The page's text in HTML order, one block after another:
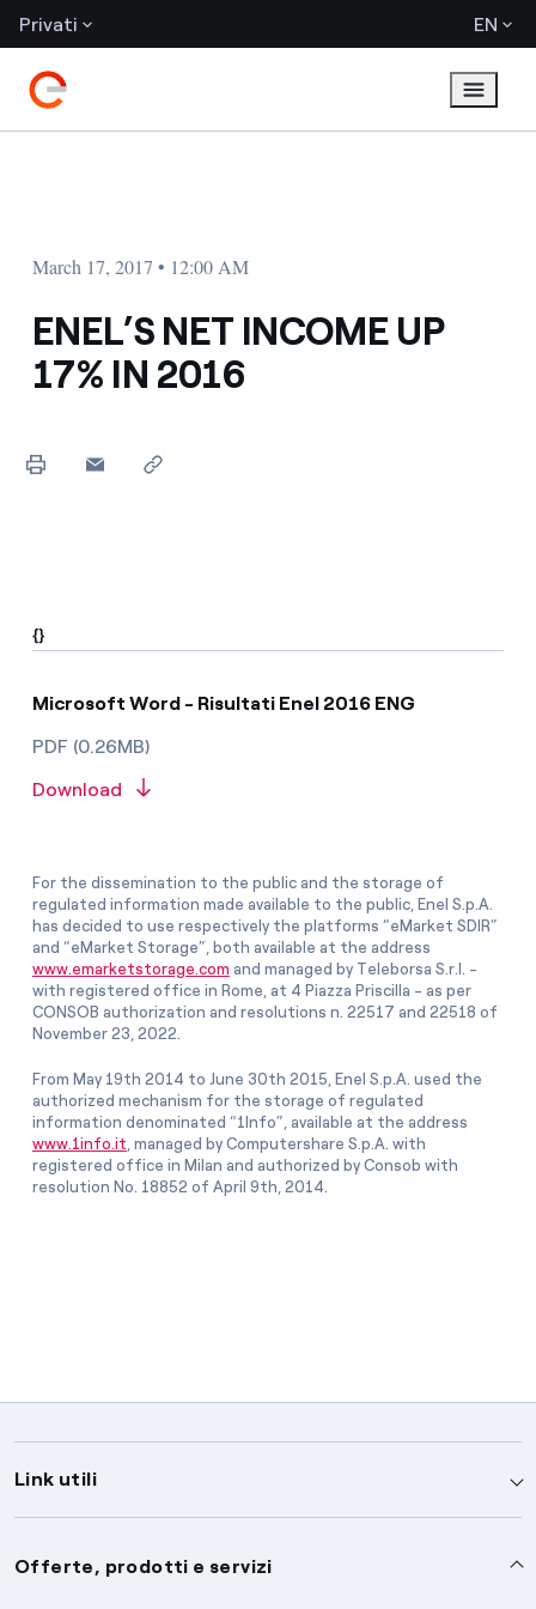
Privati EN
March 17, 2017 • 12:00 AM
ENEL’S NET INCOME UP
17% IN 2016
{}
Microsoft Word - Risultati Enel 2016 ENG
PDF (0.26MB)
Download
For the dissemination to the public and the storage of
regulated information made available to the public, Enel S.p.A.
has decided to use respectively the platforms “eMarket SDIR”
and “eMarket Storage”, both available at the address
www.emarketstorage.com and managed by Teleborsa S.r.l. -
with registered office in Rome, at 4 Piazza Priscilla - as per
CONSOB authorization and resolutions n. 22517 and 22518 of
November 23, 2022.
From May 19th 2014 to June 30th 2015, Enel S.p.A. used the
authorized mechanism for the storage of regulated
information denominated “1Info”, available at the address
www.1info.it , managed by Computershare S.p.A. with
registered office in Milan and authorized by Consob with
resolution No. 18852 of April 9th, 2014.
Link utili
Assistenza
Offerte, prodotti e servizi